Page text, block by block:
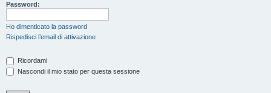
Password:
Ho dimenticato la password
Rispedisci l’email di attivazione
Ricordami
Nascondi il mio stato per questa sessione